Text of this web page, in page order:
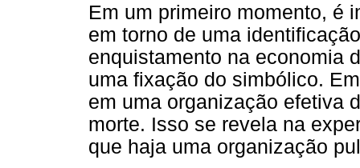
Em um primeiro momento, é
em torno de uma
enquistamento na economia
uma fixação do simbólico.
em uma organização efetiva
morte. Isso se revela na
que haja uma organização